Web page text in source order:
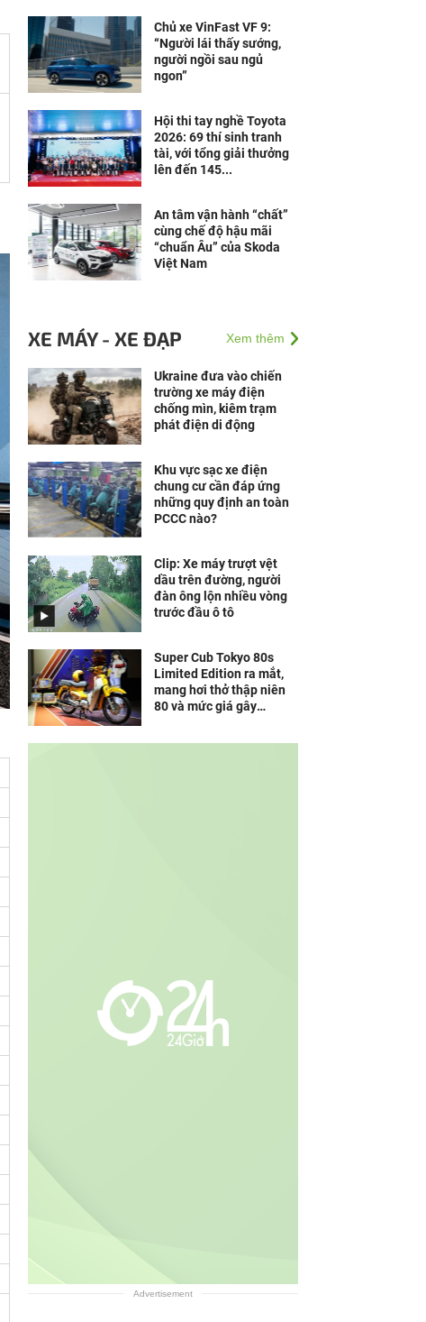
Chủ xe VinFast VF 9:
“Người lái thấy sướng,
người ngồi sau ngủ
ngon”
Hội thi tay nghề Toyota
2026: 69 thí sinh tranh
tài, với tổng giải thưởng
lên đến 145...
An tâm vận hành “chất”
cùng chế độ hậu mãi
“chuẩn Âu” của Skoda
Việt Nam
XE MÁY - XE ĐẠP Xem thêm
Ukraine đưa vào chiến
trường xe máy điện
chống mìn, kiêm trạm
phát điện di động
Khu vực sạc xe điện
chung cư cần đáp ứng
những quy định an toàn
PCCC nào?
Clip: Xe máy trượt vệt
dầu trên đường, người
đàn ông lộn nhiều vòng
trước đầu ô tô
Super Cub Tokyo 80s
Limited Edition ra mắt,
mang hơi thở thập niên
80 và mức giá gây
Advertisement